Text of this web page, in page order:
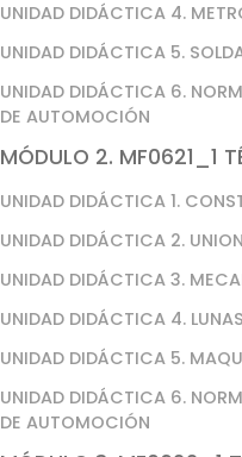
UNIDAD DIDÁCTICA 4.
UNIDAD DIDÁCTICA 5.
UNIDAD DIDÁCTICA 6.
DE AUTOMOCIÓN
MÓDULO 2. MF0621_1
UNIDAD DIDÁCTICA 1.
UNIDAD DIDÁCTICA 2.
UNIDAD DIDÁCTICA 3.
UNIDAD DIDÁCTICA 4.
UNIDAD DIDÁCTICA 5.
UNIDAD DIDÁCTICA 6.
DE AUTOMOCIÓN